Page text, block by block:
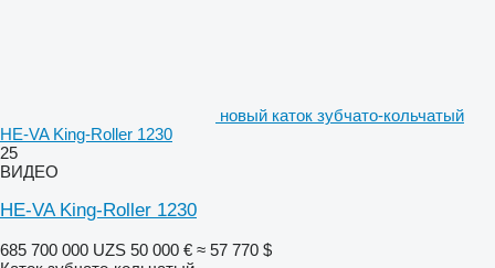
новый каток зубчато-кольчатый
HE-VA King-Roller 1230
25
ВИДЕО
HE-VA King-Roller 1230
685 700 000 UZS 50 000 € ≈ 57 770 $